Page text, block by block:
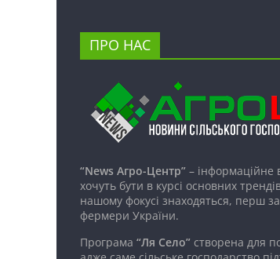
ПРО НАС
“News Агро-Центр” – інформаційне
хочуть бути в курсі основних
нашому фокусі знаходяться, перш за
фермери України.
Програма “Ля Село” створена для